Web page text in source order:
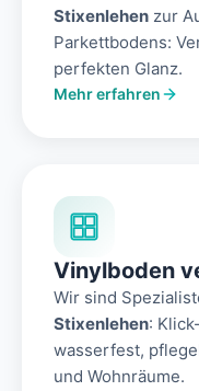
Stixenlehen zur
Parkettbodens:
perfekten Glanz.
Mehr erfahren
Vinylboden
Wir sind
Stixenlehen:
wasserfest,
und Wohnräume.